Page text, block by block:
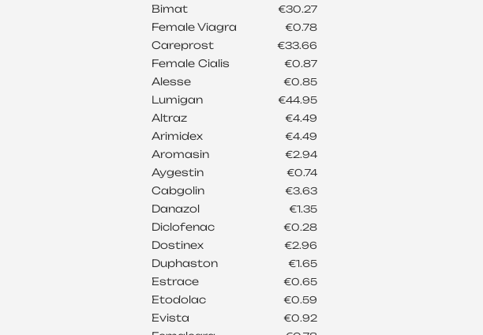
Bimat €30.27
Female Viagra €0.78
Careprost €33.66
Female Cialis €0.87
Alesse €0.85
Lumigan €44.95
Altraz €4.49
Arimidex €4.49
Aromasin €2.94
Aygestin €0.74
Cabgolin €3.63
Danazol €1.35
Diclofenac €0.28
Dostinex €2.96
Duphaston €1.65
Estrace €0.65
Etodolac €0.59
Evista €0.92